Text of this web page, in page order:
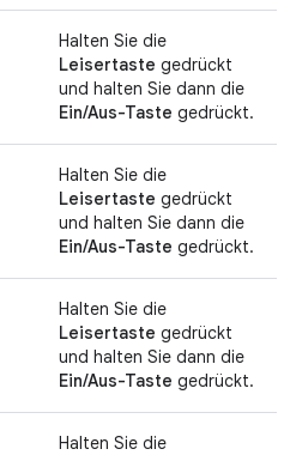
Halten Sie die
Leisertaste gedrückt
und halten Sie dann die
Ein/Aus-Taste gedrückt.
Halten Sie die
Leisertaste gedrückt
und halten Sie dann die
Ein/Aus-Taste gedrückt.
Halten Sie die
Leisertaste gedrückt
und halten Sie dann die
Ein/Aus-Taste gedrückt.
Halten Sie die